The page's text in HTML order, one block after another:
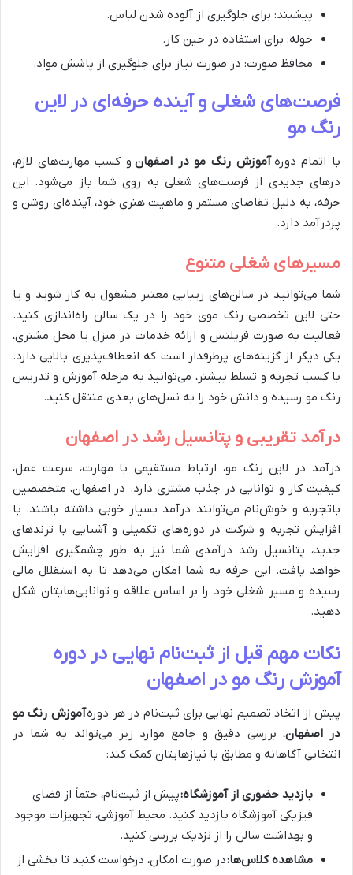
پیشبند: برای جلوگیری از آلوده شدن لباس.
حوله: برای استفاده در حین کار.
محافظ صورت: در صورت نیاز برای جلوگیری از پاشش مواد.
فرصت‌های شغلی و آینده حرفه‌ای در لاین
رنگ مو
با اتمام دوره آموزش رنگ مو در اصفهان و کسب مهارت‌های لازم،
درهای جدیدی از فرصت‌های شغلی به روی شما باز می‌شود. این
حرفه، به دلیل تقاضای مستمر و ماهیت هنری خود، آینده‌ای روشن و
پردرآمد دارد.
مسیرهای شغلی متنوع
شما می‌توانید در سالن‌های زیبایی معتبر مشغول به کار شوید و یا
حتی لاین تخصصی رنگ موی خود را در یک سالن راه‌اندازی کنید.
فعالیت به صورت فریلنس و ارائه خدمات در منزل یا محل مشتری،
یکی دیگر از گزینه‌های پرطرفدار است که انعطاف‌پذیری بالایی دارد.
با کسب تجربه و تسلط بیشتر، می‌توانید به مرحله آموزش و تدریس
رنگ مو رسیده و دانش خود را به نسل‌های بعدی منتقل کنید.
درآمد تقریبی و پتانسیل رشد در اصفهان
درآمد در لاین رنگ مو، ارتباط مستقیمی با مهارت، سرعت عمل،
کیفیت کار و توانایی در جذب مشتری دارد. در اصفهان، متخصصین
باتجربه و خوش‌نام می‌توانند درآمد بسیار خوبی داشته باشند. با
افزایش تجربه و شرکت در دوره‌های تکمیلی و آشنایی با ترندهای
جدید، پتانسیل رشد درآمدی شما نیز به طور چشمگیری افزایش
خواهد یافت. این حرفه به شما امکان می‌دهد تا به استقلال مالی
رسیده و مسیر شغلی خود را بر اساس علاقه و توانایی‌هایتان شکل
دهید.
نکات مهم قبل از ثبت‌نام نهایی در دوره
آموزش رنگ مو در اصفهان
پیش از اتخاذ تصمیم نهایی برای ثبت‌نام در هر دورهآموزش رنگ مو
در اصفهان، بررسی دقیق و جامع موارد زیر می‌تواند به شما در
انتخابی آگاهانه و مطابق با نیازهایتان کمک کند:
بازدید حضوری از آموزشگاه:پیش از ثبت‌نام، حتماً از فضای
فیزیکی آموزشگاه بازدید کنید. محیط آموزشی، تجهیزات موجود
و بهداشت سالن را از نزدیک بررسی کنید.
مشاهده کلاس‌ها:در صورت امکان، درخواست کنید تا بخشی از